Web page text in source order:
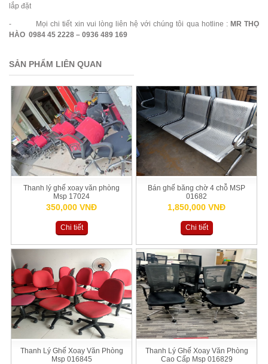
lắp đặt
- Mọi chi tiết xin vui lòng liên hệ với chúng tôi qua hotline : MR THỌ
HÀO 0984 45 2228 – 0936 489 169
SẢN PHẨM LIÊN QUAN
Thanh lý ghế xoay văn phòng
Msp 17024
350,000 VNĐ
Chi tiết
Bán ghế băng chờ 4 chỗ MSP
01682
1,850,000 VNĐ
Chi tiết
Thanh Lý Ghế Xoay Văn Phòng
Msp 016845
Thanh Lý Ghế Xoay Văn Phòng
Cao Cấp Msp 016829